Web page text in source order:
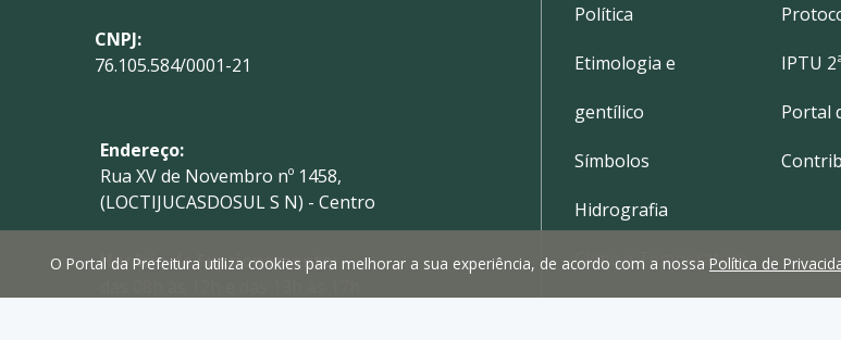
CNPJ:
76.105.584/0001-21
Endereço:
Rua XV de Novembro nº 1458,
(LOCTIJUCASDOSUL S N) - Centro
Horário de Funcionamento:
Política
Etimologia e
gentílico
Símbolos
Hidrografia
Clima e Temperatura
IPTU
Portal
O Portal da Prefeitura utiliza cookies para melhorar a sua experiência, de acordo com a nossa Política de